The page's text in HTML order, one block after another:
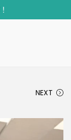
NEXT